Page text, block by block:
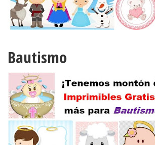
Bautismo